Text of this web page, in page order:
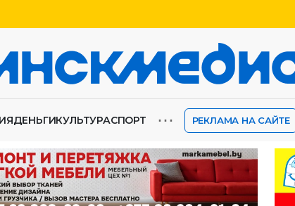
ДЕНЬГИКУЛЬТУРАСПОРТ ⋯ РЕКЛАМА НА САЙТЕ